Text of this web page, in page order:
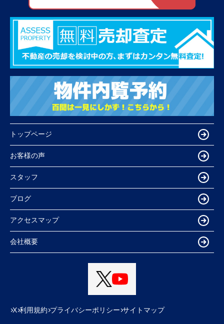
トップページ
お客様の声
スタッフ
ブログ
アクセスマップ
会社概要
X 利用規約 プライバシーポリシー サイトマップ